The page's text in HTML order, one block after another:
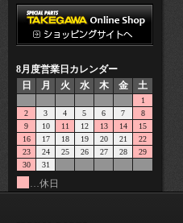
8月度営業日カレンダー
日
月 火 水 木 金 土
1
2
3 4 5 6 7
8
9
10 11 12 13 14
15
16
17 18 19 20 21
22
23
24 25 26 27 28
29
30
31
…休日